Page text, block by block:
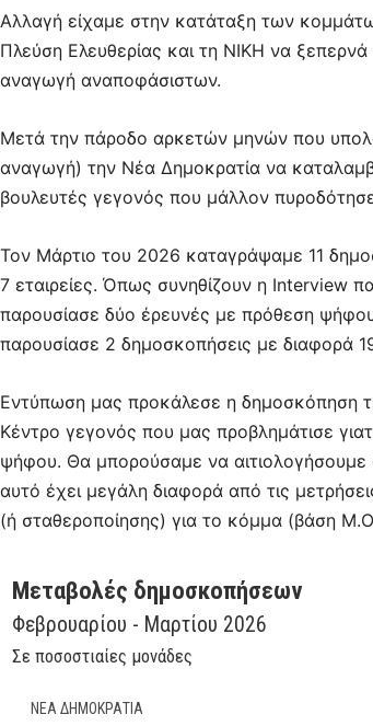
Αλλαγή είχαμε στην κατάταξη των
Πλεύση Ελευθερίας και τη ΝΙΚΗ να
αναγωγή αναποφάσιστων.
Μετά την πάροδο αρκετών μηνών που
αναγωγή) την Νέα Δημοκρατία να
βουλευτές γεγονός που μάλλον
Τον Μάρτιο του 2026 καταγράψαμε 11
7 εταιρείες. Όπως συνηθίζουν η Interview
παρουσίασε δύο έρευνές με πρόθεση
παρουσίασε 2 δημοσκοπήσεις με διαφορά
Εντύπωση μας προκάλεσε η δημοσκόπηση
Κέντρο γεγονός που μας προβλημάτισε
ψήφου. Θα μπορούσαμε να
αυτό έχει μεγάλη διαφορά από τις
(ή σταθεροποίησης) για το κόμμα (βάση